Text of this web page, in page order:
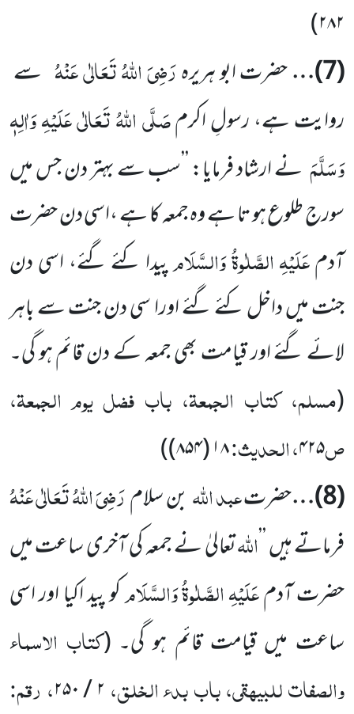
۲۸۲)
(
7
)…حضرت ابو ہریرہرَضِیَ اللہُ تَعَالٰی عَنْہُ سے
روایت ہے، رسولِ اکرمصَلَّی اللہُ تَعَالٰی عَلَیْہِ وَاٰلِہٖ
وَسَلَّمَ نے ارشاد فرمایا: ’’سب سے بہتر دن جس میں
سورج طلوع ہو تا ہے وہ جمعہ کا ہے ،اسی دن حضرت
آدمعَلَیْہِ الصَّلٰوۃُ وَالسَّلَامپیدا کئے گئے، اسی دن
جنت میں داخل کئے گئے اورا سی دن جنت سے باہر
لائے گئے اور قیامت بھی جمعہ کے دن قائم ہو گی۔
(مسلم، کتاب الجمعۃ، باب فضل یوم الجمعۃ،
ص۴۲۵، الحدیث:۱۸(۸۵۴)
)
(
8
)…حضرتعبد اللہ بن سلامرَضِیَ اللہُ تَعَالٰی عَنْہُ
فرماتے ہیں ’’اللہتعالیٰ نے جمعہ کی آخری ساعت میں
حضرت آدمعَلَیْہِ الصَّلٰوۃُ وَالسَّلَامکو پید اکیا اور اسی
ساعت میں قیامت قائم ہو گی۔ (کتاب الاسماء
والصفات للبیہقی، باب بدء الخلق،۲/۲۵۰، رقم: